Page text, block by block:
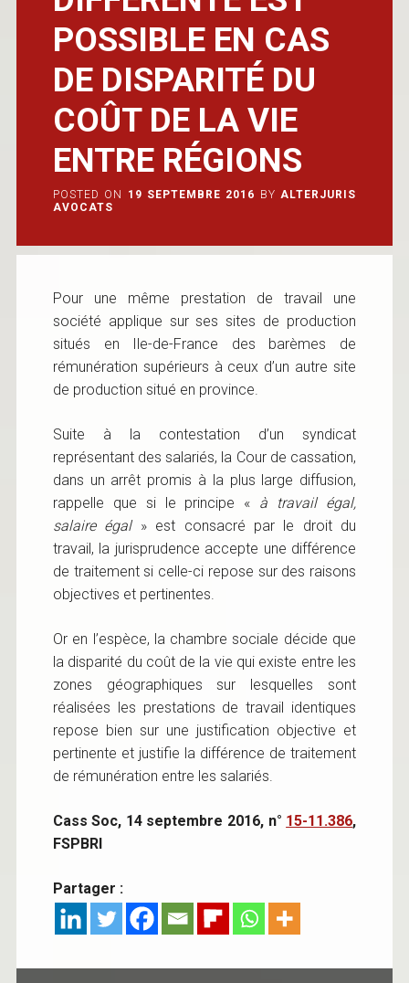
POSSIBLE EN CAS
DE DISPARITÉ DU
COÛT DE LA VIE
ENTRE RÉGIONS
POSTED ON 19 SEPTEMBRE 2016 BY ALTERJURIS
AVOCATS
Pour une même prestation de travail une
société applique sur ses sites de production
situés en Ile-de-France des barèmes de
rémunération supérieurs à ceux d’un autre site
de production situé en province.
Suite à la contestation d’un syndicat
représentant des salariés, la Cour de cassation,
dans un arrêt promis à la plus large diffusion,
rappelle que si le principe « à travail égal,
salaire égal» est consacré par le droit du
travail, la jurisprudence accepte une différence
de traitement si celle-ci repose sur des raisons
objectives et pertinentes.
Or en l’espèce, la chambre sociale décide que
la disparité du coût de la vie qui existe entre les
zones géographiques sur lesquelles sont
réalisées les prestations de travail identiques
repose bien sur une justification objective et
pertinente et justifie la différence de traitement
de rémunération entre les salariés.
Cass Soc, 14 septembre 2016, n° 15-11.386,
FSPBRI
Partager :